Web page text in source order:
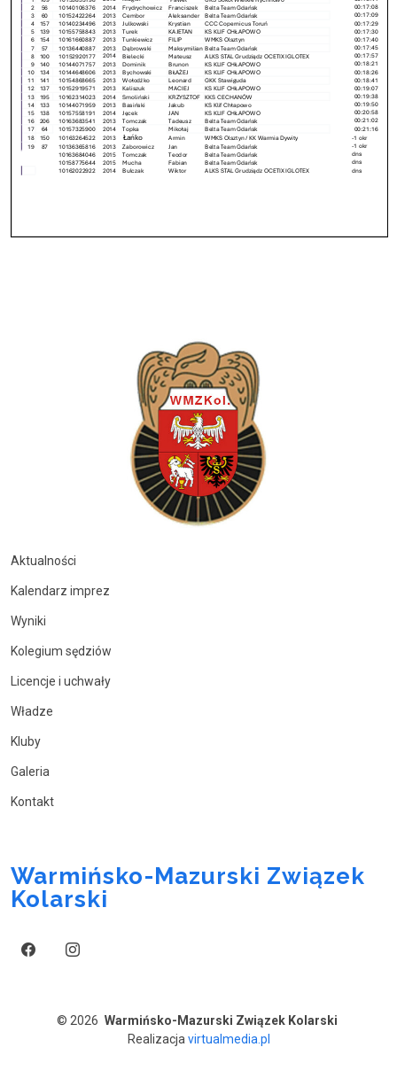
Aktualności
Kalendarz imprez
Wyniki
Kolegium sędziów
Licencje i uchwały
Władze
Kluby
Galeria
Kontakt
Warmińsko-Mazurski Związek
Kolarski
© 2026 Warmińsko-Mazurski Związek Kolarski
Realizacjavirtualmedia.pl